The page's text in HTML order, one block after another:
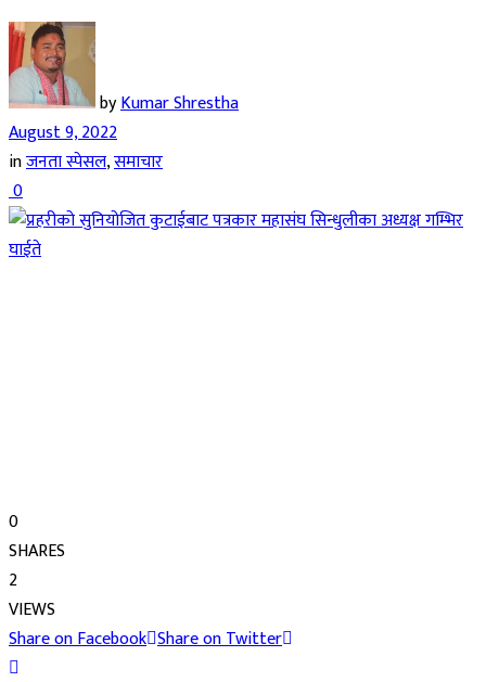
byKumar Shrestha
August 9, 2022
inजनता स्पेसल,समाचार
0
0
SHARES
2
VIEWS
Share on Facebook Share on Twitter